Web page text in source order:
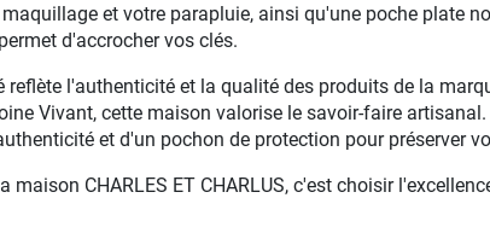
et votre parapluie, ainsi qu'une poche plate
d'accrocher vos clés.
reflète l'authenticité et la qualité des produits de la
Vivant, cette maison valorise le savoir-faire
et d'un pochon de protection pour préserver
maison CHARLES ET CHARLUS, c'est choisir